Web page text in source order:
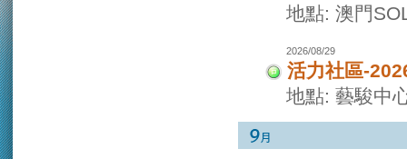
地點: 澳門
2026/08/29
活力社區-
地點: 藝駿中